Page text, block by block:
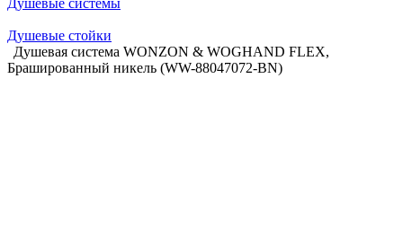
Душевые системы
Душевые стойки
Душевая система WONZON & WOGHAND FLEX,
Брашированный никель (WW-88047072-BN)